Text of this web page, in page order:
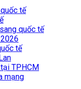
tế
quốc tế
tế
TPHCM
mạng